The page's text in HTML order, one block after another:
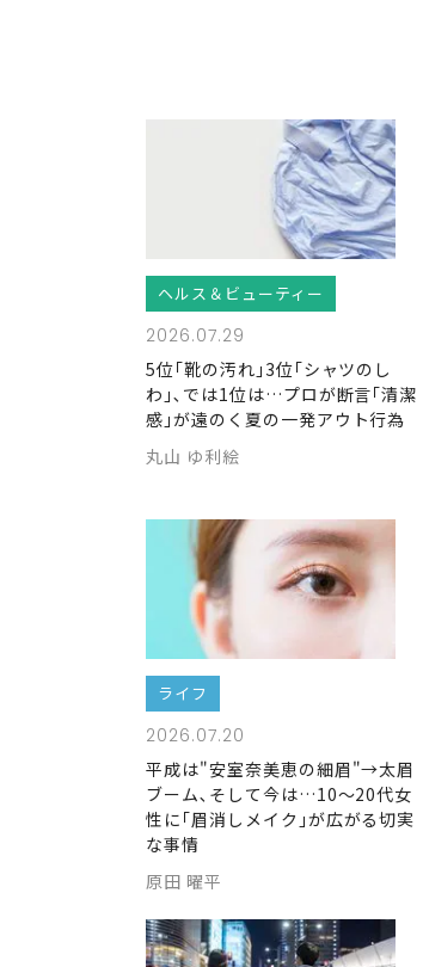
ヘルス＆ビューティー
2026.07.29
5位｢靴の汚れ｣3位｢シャツのし
わ｣､では1位は…プロが断言｢清潔
感｣が遠のく夏の一発アウト行為
丸山 ゆ利絵
ライフ
2026.07.20
平成は"安室奈美恵の細眉"→太眉
ブーム､そして今は…10～20代女
性に｢眉消しメイク｣が広がる切実
な事情
原田 曜平